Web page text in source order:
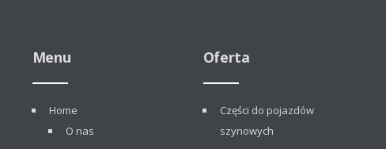
Menu
Home
O nas
Oferta
Części do pojazdów
szynowych